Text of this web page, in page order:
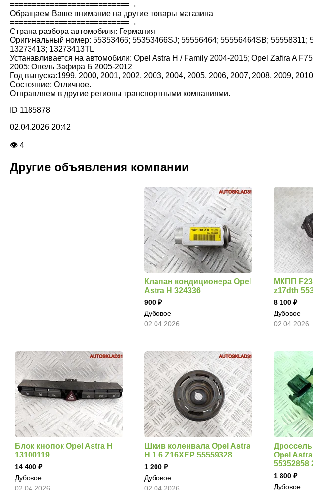
===========================→
Обращаем Ваше внимание на другие товары магазина
===========================→
Страна разбора автомобиля: Германия
Оригинальный номер: 55353466; 55353466SJ; 55556464; 55556464SB;
13273413; 13273413TL
Устанавливается на автомобили: Opel Astra H / Family 2004-2015; Opel Zafira A
2005; Опель Зафира Б 2005-2012
Год выпуска:1999, 2000, 2001, 2002, 2003, 2004, 2005, 2006, 2007, 2008, 2009,
Состояние: Отличное.
Отправляем в другие регионы транспортными компаниями.
ID 1185878
02.04.2026 20:42
👁 4
Другие объявления компании
Клапан кондиционера Opel
Astra H 324336
900
Дубовое
02.04.2026
МКПП F23
z17dth
8 100
Дубовое
02.04.2026
Блок кнопок Opel Astra H
13100119
14 400
Дубовое
02.04.2026
Шкив коленвала Opel Astra
H 1.6 Z16XEP 55559328
1 200
Дубовое
02.04.2026
Opel
55352858
1 800
Дубовое